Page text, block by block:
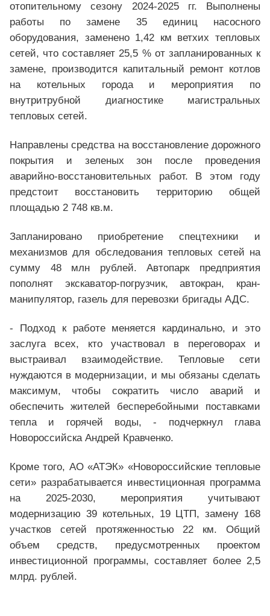
отопительному сезону 2024-2025 гг. Выполнены
работы по замене 35 единиц насосного
оборудования, заменено 1,42 км ветхих тепловых
сетей, что составляет 25,5 % от запланированных к
замене, производится капитальный ремонт котлов
на котельных города и мероприятия по
внутритрубной диагностике магистральных
тепловых сетей.
Направлены средства на восстановление дорожного
покрытия и зеленых зон после проведения
аварийно-восстановительных работ. В этом году
предстоит восстановить территорию общей
площадью 2 748 кв.м.
Запланировано приобретение спецтехники и
механизмов для обследования тепловых сетей на
сумму 48 млн рублей. Автопарк предприятия
пополнят экскаватор-погрузчик, автокран, кран-
манипулятор, газель для перевозки бригады АДС.
- Подход к работе меняется кардинально, и это
заслуга всех, кто участвовал в переговорах и
выстраивал взаимодействие. Тепловые сети
нуждаются в модернизации, и мы обязаны сделать
максимум, чтобы сократить число аварий и
обеспечить жителей бесперебойными поставками
тепла и горячей воды, - подчеркнул глава
Новороссийска Андрей Кравченко.
Кроме того, АО «АТЭК» «Новороссийские тепловые
сети» разрабатывается инвестиционная программа
на 2025-2030, мероприятия учитывают
модернизацию 39 котельных, 19 ЦТП, замену 168
участков сетей протяженностью 22 км. Общий
объем средств, предусмотренных проектом
инвестиционной программы, составляет более 2,5
млрд. рублей.